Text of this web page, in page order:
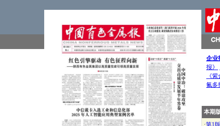
企业
报》
《
氟多
本期
·第1版